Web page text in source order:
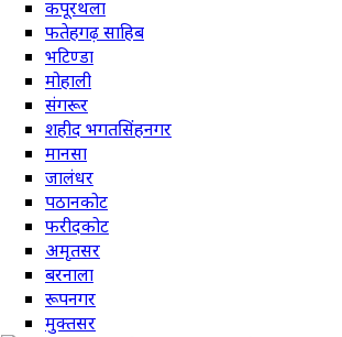
कपूरथला
फतेहगढ़ साहिब
भटिण्डा
मोहाली
संगरूर
शहीद भगतसिंहनगर
मानसा
जालंधर
पठानकोट
फरीदकोट
अमृतसर
बरनाला
रूपनगर
मुक्तसर